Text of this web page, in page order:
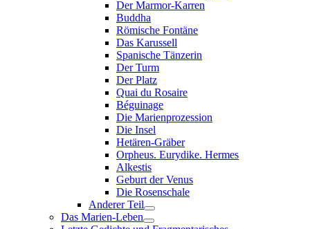
Der Marmor-Karren
Buddha
Römische Fontäne
Das Karussell
Spanische Tänzerin
Der Turm
Der Platz
Quai du Rosaire
Béguinage
Die Marienprozession
Die Insel
Hetären-Gräber
Orpheus. Eurydike. Hermes
Alkestis
Geburt der Venus
Die Rosenschale
Anderer Teil
Das Marien-Leben